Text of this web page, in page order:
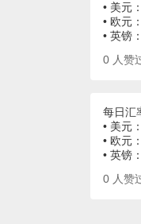
• 美元
• 欧元
• 英镑
0 人赞
每日汇
• 美元
• 欧元
• 英镑
0 人赞